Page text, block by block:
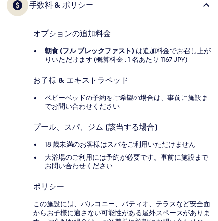
手数料 & ポリシー
オプションの追加料金
朝食 (フル ブレックファスト) は追加料金でお召し上が
りいただけます (概算料金 : 1 名あたり 1167 JPY)
お子様 & エキストラベッド
ベビーベッドの予約をご希望の場合は、事前に施設ま
でお問い合わせください
プール、スパ、ジム (該当する場合)
18 歳未満のお客様はスパをご利用いただけません
大浴場のご利用には予約が必要です。事前に施設まで
お問い合わせください
ポリシー
この施設には、バルコニー、パティオ、テラスなど安全面
からお子様に適さない可能性がある屋外スペースがありま